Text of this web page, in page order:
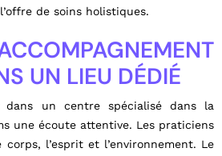
de soins holistiques.
UN LIEU DÉDIÉ
dans un centre spécialisé dans la
une écoute attentive. Les praticiens
l’esprit et l’environnement. Le